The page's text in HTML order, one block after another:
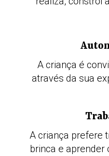
A criança é
através da sua
A criança prefere
brinca e aprender